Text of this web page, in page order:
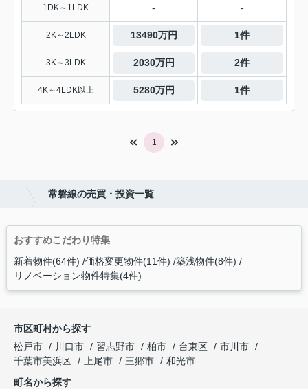
1DK～1LDK - -
2K～2LDK 13490万円 1件
3K～3LDK 2030万円 2件
4K～4LDK以上 5280万円 1件
1
常磐線の売買・投資一覧
おすすめこだわり特集
新着物件(64件) 価格変更物件(11件) 築浅物件(8件)
リノベーション物件特集(4件)
市区町村から探す
松戸市
川口市 習志野市 柏市 台東区
市川市
千葉市美浜区
上尾市 三郷市
和光市
町名から探す